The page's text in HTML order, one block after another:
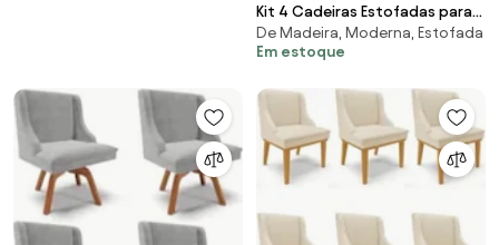
Kit 4 Cadeiras Estofadas para
Sala de Jantar Base Fixa de
Madeira Cast
De Madeira, Moderna, Estofada
Em estoque